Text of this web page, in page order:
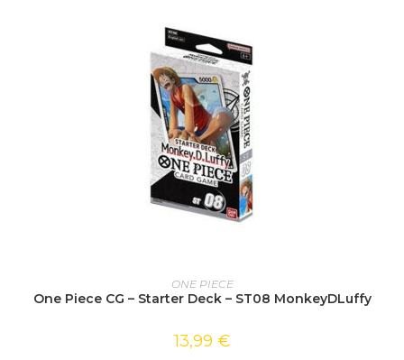
AJOUTER AU PANIER
ONE PIECE
One Piece CG – Starter Deck – ST08 MonkeyDLuffy
13,99 €